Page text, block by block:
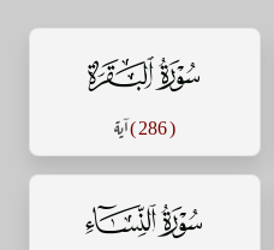
سورة البقرة
( 286 ) آية
سورة النساء